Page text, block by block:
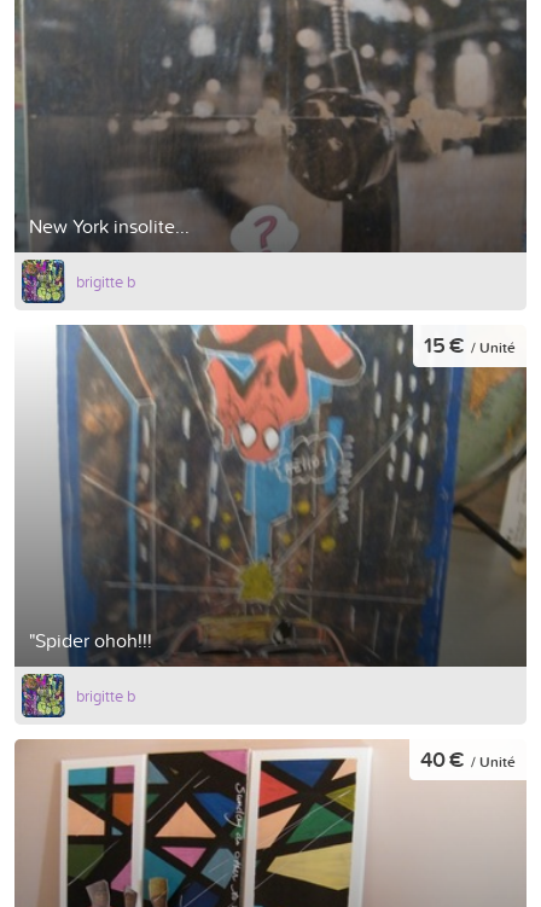
New York insolite...
brigitte b
"Spider ohoh!!!
15 € / Unité
brigitte b
40 € / Unité